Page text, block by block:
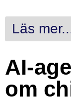
Läs
AI-
om